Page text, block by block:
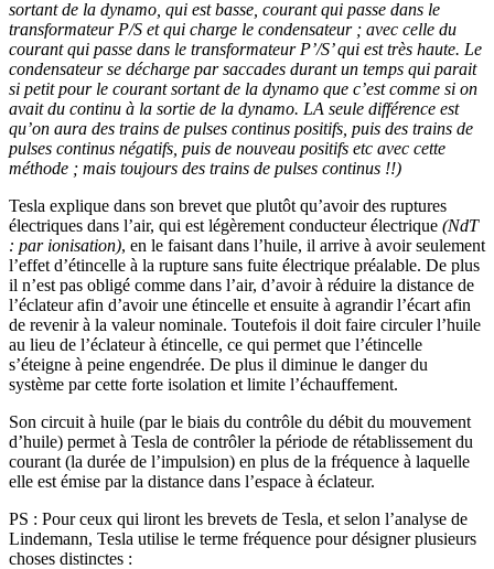
sortant de la dynamo, qui est basse, courant qui passe dans le
transformateur P/S et qui charge le condensateur ; avec celle du
courant qui passe dans le transformateur P’/S’ qui est très haute. Le
condensateur se décharge par saccades durant un temps qui parait
si petit pour le courant sortant de la dynamo que c’est comme si on
avait du continu à la sortie de la dynamo. LA seule différence est
qu’on aura des trains de pulses continus positifs, puis des trains de
pulses continus négatifs, puis de nouveau positifs etc avec cette
méthode ; mais toujours des trains de pulses continus !!)
Tesla explique dans son brevet que plutôt qu’avoir des ruptures
électriques dans l’air, qui est légèrement conducteur électrique (NdT
: par ionisation), en le faisant dans l’huile, il arrive à avoir seulement
l’effet d’étincelle à la rupture sans fuite électrique préalable. De plus
il n’est pas obligé comme dans l’air, d’avoir à réduire la distance de
l’éclateur afin d’avoir une étincelle et ensuite à agrandir l’écart afin
de revenir à la valeur nominale. Toutefois il doit faire circuler l’huile
au lieu de l’éclateur à étincelle, ce qui permet que l’étincelle
s’éteigne à peine engendrée. De plus il diminue le danger du
système par cette forte isolation et limite l’échauffement.
Son circuit à huile (par le biais du contrôle du débit du mouvement
d’huile) permet à Tesla de contrôler la période de rétablissement du
courant (la durée de l’impulsion) en plus de la fréquence à laquelle
elle est émise par la distance dans l’espace à éclateur.
PS : Pour ceux qui liront les brevets de Tesla, et selon l’analyse de
Lindemann, Tesla utilise le terme fréquence pour désigner plusieurs
choses distinctes :